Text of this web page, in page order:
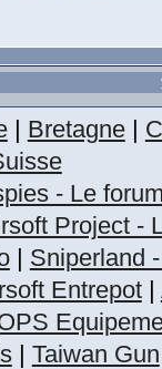
| Bretagne|
- Le
Project -
| Sniperland
Entrepot|
| Taiwan Gun